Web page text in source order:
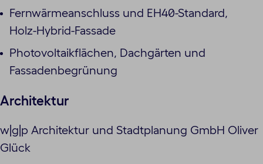
Fernwärmeanschluss und EH40-Standard,
Holz-Hybrid-Fassade
Photovoltaikflächen, Dachgärten und
Fassadenbegrünung
Architektur
w|g|p Architektur und Stadtplanung GmbH Oliver
Glück